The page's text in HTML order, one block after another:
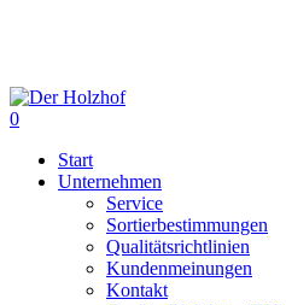
content
0
Start
Unternehmen
Service
Sortierbestimmungen
Qualitätsrichtlinien
Kundenmeinungen
Kontakt